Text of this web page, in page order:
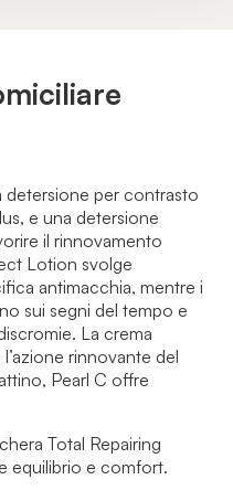
detersione per contrasto
e una detersione
il rinnovamento
Lotion svolge
antimacchia, mentre i
sui segni del tempo e
La crema
rinnovante del
Pearl C offre
Total Repairing
equilibrio e comfort.